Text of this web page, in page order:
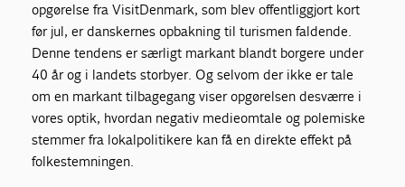
opgørelse fra VisitDenmark, som blev offentliggjort kort
før jul, er danskernes opbakning til turismen faldende.
Denne tendens er særligt markant blandt borgere under
40 år og i landets storbyer. Og selvom der ikke er tale
om en markant tilbagegang viser opgørelsen desværre i
vores optik, hvordan negativ medieomtale og polemiske
stemmer fra lokalpolitikere kan få en direkte effekt på
folkestemningen.